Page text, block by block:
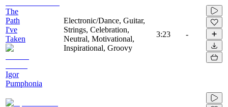
The
Path
I've
Taken
Igor
Pumphonia
Electronic/Dance, Guitar,
Strings, Celebration,
Neutral, Motivational,
Inspirational, Groovy
3:23 -